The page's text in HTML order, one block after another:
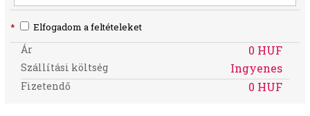
* Elfogadom a feltételeket
Ár 0 HUF
Szállítási költség Ingyenes
Fizetendő 0 HUF